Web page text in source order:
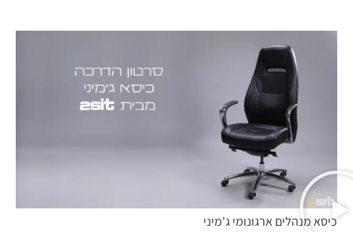
כיסא מנהלים ארגונומי ג'מיני